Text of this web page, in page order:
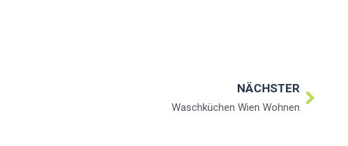
NÄCHSTER
Waschküchen Wien Wohnen